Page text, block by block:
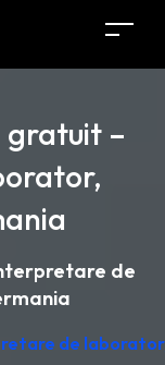
gratuit –
de
de